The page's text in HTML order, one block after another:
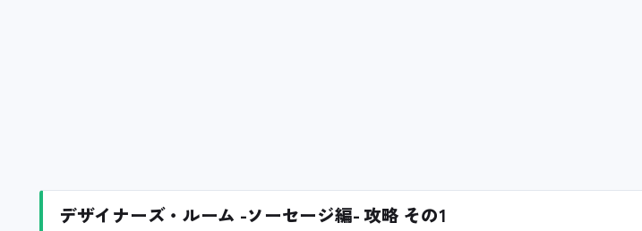
デザイナーズ・ルーム -ソーセージ編- 攻略 その1